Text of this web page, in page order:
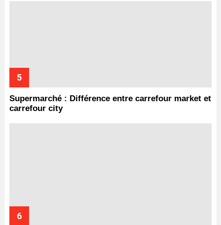
Supermarché : Différence entre carrefour market et
carrefour city